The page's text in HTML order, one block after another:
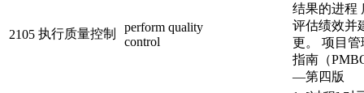
2105 执行质量控制
perform quality
control
结果的进程
评估绩效并
更。 项目
指南（
—第四版